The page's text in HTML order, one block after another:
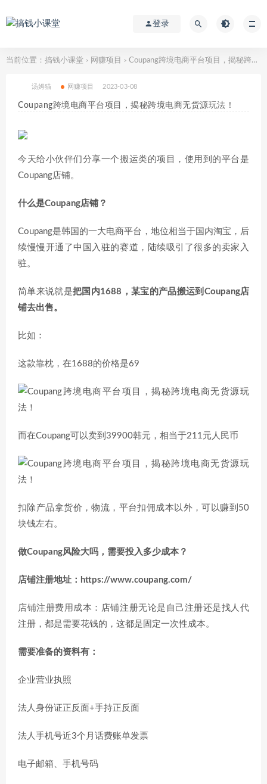
登录
当前位置： 搞钱小课堂 > 网赚项目 > Coupang跨境电商平台项目，揭秘跨境电商无货源玩法！
汤姆猫 网赚项目 2023-03-08
Coupang跨境电商平台项目，揭秘跨境电商无货源玩法！
今天给小伙伴们分享一个搬运类的项目，使用到的平台是
Coupang店铺。
什么是Coupang店铺？
Coupang是韩国的一大电商平台，地位相当于国内淘宝，后
续慢慢开通了中国入驻的赛道，陆续吸引了很多的卖家入
驻。
简单来说就是把国内1688，某宝的产品搬运到Coupang店
铺去出售。
比如：
这款靠枕，在1688的价格是69
而在Coupang可以卖到39900韩元，相当于211元人民币
扣除产品拿货价，物流，平台扣佣成本以外，可以赚到50
块钱左右。
做Coupang风险大吗，需要投入多少成本？
店铺注册地址：https://www.coupang.com/
店铺注册费用成本：店铺注册无论是自己注册还是找人代
注册，都是需要花钱的，这都是固定一次性成本。
需要准备的资料有：
企业营业执照
法人身份证正反面+手持正反面
法人手机号近3个月话费账单发票
电子邮箱、手机号码